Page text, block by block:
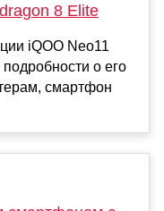
8 Elite
iQOO Neo11
о его
смартфон